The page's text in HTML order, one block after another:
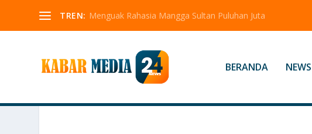
TREN: Menguak Rahasia Mangga Sultan Puluhan Juta
BERANDA NEWS